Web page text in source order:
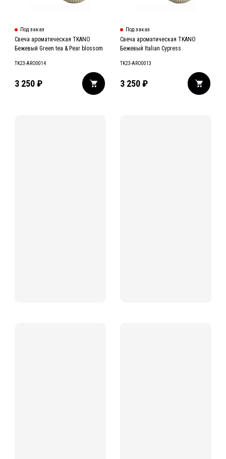
Под заказ
Свеча ароматическая TKANO
Бежевый Green tea & Pear blossom
TK23-ARO0014
3 250₽
Под заказ
Свеча ароматическая TKANO
Бежевый Italian Cypress
TK23-ARO0013
3 250 ₽